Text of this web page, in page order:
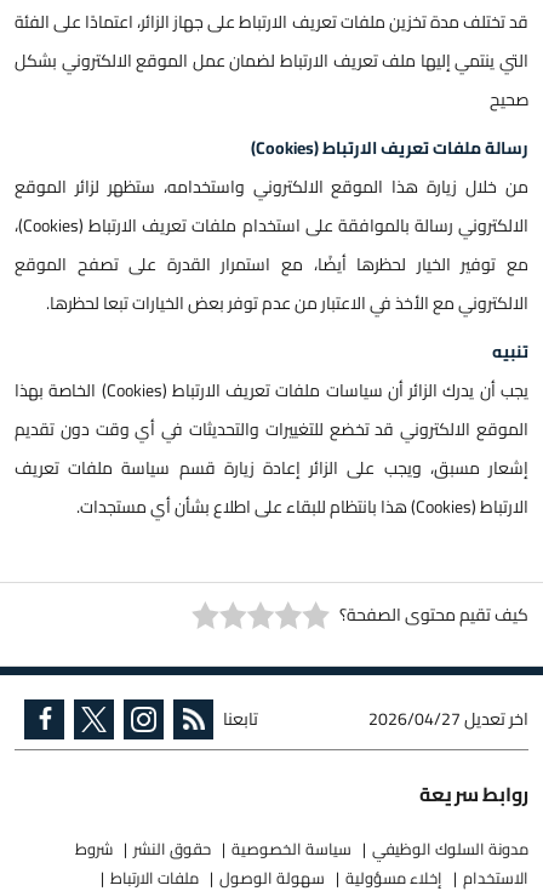
قد تختلف مدة تخزين ملفات تعريف الارتباط على جهاز الزائر، اعتمادًا على الفئة
التي ينتمي إليها ملف تعريف الارتباط لضمان عمل الموقع الالكتروني بشكل
صحيح
رسالة ملفات تعريف الارتباط (Cookies)
من خلال زيارة هذا الموقع الالكتروني واستخدامه، ستظهر لزائر الموقع
الالكتروني رسالة بالموافقة على استخدام ملفات تعريف الارتباط (Cookies)،
مع توفير الخيار لحظرها أيضًا، مع استمرار القدرة على تصفح الموقع
الالكتروني مع الأخذ في الاعتبار من عدم توفر بعض الخيارات تبعا لحظرها.
تنبيه
يجب أن يدرك الزائر أن سياسات ملفات تعريف الارتباط (Cookies) الخاصة بهذا
الموقع الالكتروني قد تخضع للتغييرات والتحديثات في أي وقت دون تقديم
إشعار مسبق، ويجب على الزائر إعادة زيارة قسم سياسة ملفات تعريف
الارتباط (Cookies) هذا بانتظام للبقاء على اطلاع بشأن أي مستجدات.
كيف تقيم محتوى الصفحة؟
اخر تعديل2026/04/27 تابعنا
روابط سريعة
مدونة السلوك الوظيفي سياسة الخصوصية حقوق النشر
شروط
الاستخدام
إخلاء مسؤولية سهولة الوصول ملفات الارتباط